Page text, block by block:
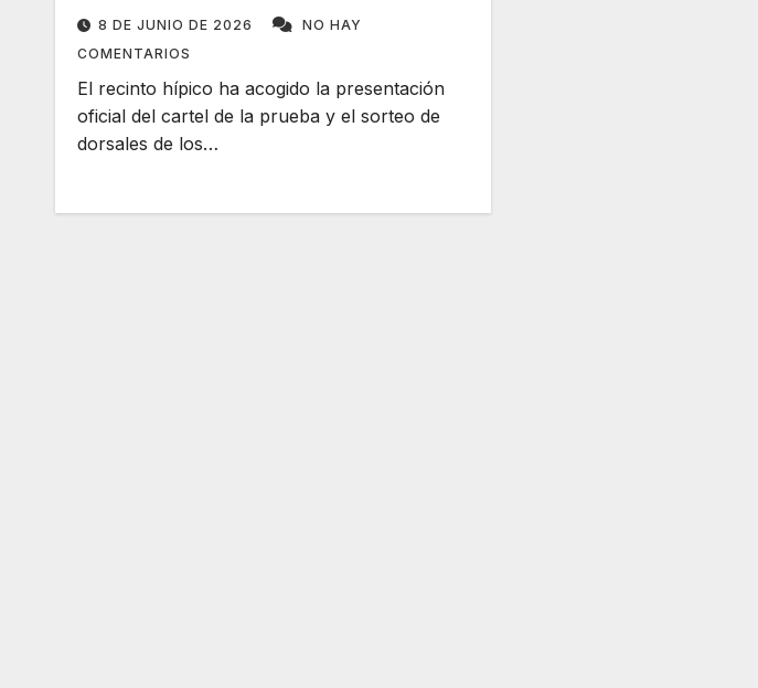
8 DE JUNIO DE 2026
NO HAY
COMENTARIOS
El recinto hípico ha acogido la presentación
oficial del cartel de la prueba y el sorteo de
dorsales de los…